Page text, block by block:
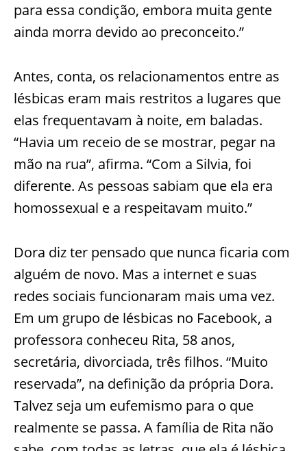
para essa condição, embora muita gente
ainda morra devido ao preconceito.”
Antes, conta, os relacionamentos entre as
lésbicas eram mais restritos a lugares que
elas frequentavam à noite, em baladas.
“Havia um receio de se mostrar, pegar na
mão na rua”, afirma. “Com a Silvia, foi
diferente. As pessoas sabiam que ela era
homossexual e a respeitavam muito.”
Dora diz ter pensado que nunca ficaria com
alguém de novo. Mas a internet e suas
redes sociais funcionaram mais uma vez.
Em um grupo de lésbicas no Facebook, a
professora conheceu Rita, 58 anos,
secretária, divorciada, três filhos. “Muito
reservada”, na definição da própria Dora.
Talvez seja um eufemismo para o que
realmente se passa. A família de Rita não